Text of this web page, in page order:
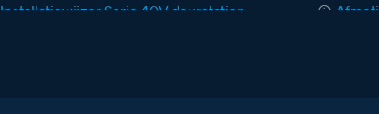
Installatiewijzer Serie 40V deurstation